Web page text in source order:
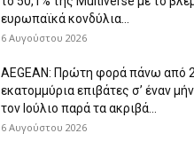
ευρωπαϊκά κονδύλια...
6 Αυγούστου 2026
AEGEAN: Πρώτη φορά πάνω από 2
εκατομμύρια επιβάτες σ’ έναν
τον Ιούλιο παρά τα ακριβά...
6 Αυγούστου 2026